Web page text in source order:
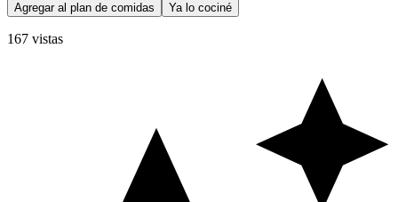
Agregar al plan de comidas Ya lo cociné
167 vistas